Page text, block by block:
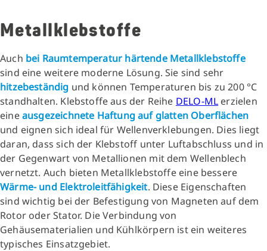
Metallklebstoffe
Auch bei Raumtemperatur härtende Metallklebstoffe
sind eine weitere moderne Lösung. Sie sind sehr
hitzebeständig und können Temperaturen bis zu 200 °C
standhalten. Klebstoffe aus der Reihe DELO-ML erzielen
eineausgezeichnete Haftung auf glatten Oberflächen
und eignen sich ideal für Wellenverklebungen. Dies liegt
daran, dass sich der Klebstoff unter Luftabschluss und in
der Gegenwart von Metallionen mit dem Wellenblech
vernetzt. Auch bieten Metallklebstoffe eine bessere
Wärme- und Elektroleitfähigkeit. Diese Eigenschaften
sind wichtig bei der Befestigung von Magneten auf dem
Rotor oder Stator. Die Verbindung von
Gehäusematerialien und Kühlkörpern ist ein weiteres
typisches Einsatzgebiet.